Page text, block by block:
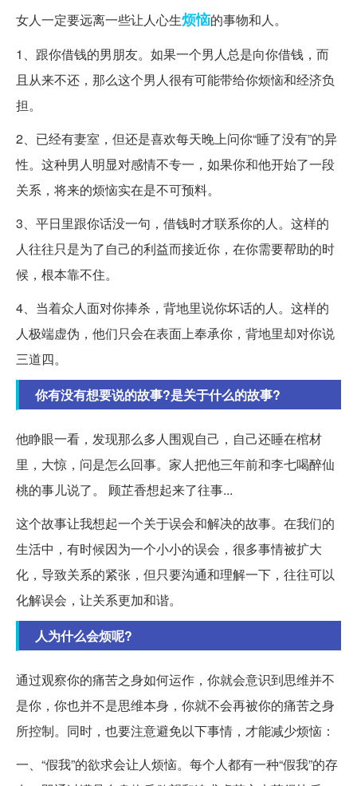
女人一定要远离一些让人心生烦恼的事物和人。
1、跟你借钱的男朋友。如果一个男人总是向你借钱，而
且从来不还，那么这个男人很有可能带给你烦恼和经济负
担。
2、已经有妻室，但还是喜欢每天晚上问你“睡了没有”的异
性。这种男人明显对感情不专一，如果你和他开始了一段
关系，将来的烦恼实在是不可预料。
3、平日里跟你话没一句，借钱时才联系你的人。这样的
人往往只是为了自己的利益而接近你，在你需要帮助的时
候，根本靠不住。
4、当着众人面对你捧杀，背地里说你坏话的人。这样的
人极端虚伪，他们只会在表面上奉承你，背地里却对你说
三道四。
你有没有想要说的故事?是关于什么的故事?
他睁眼一看，发现那么多人围观自己，自己还睡在棺材
里，大惊，问是怎么回事。家人把他三年前和李七喝醉仙
桃的事儿说了。 顾芷香想起来了往事...
这个故事让我想起一个关于误会和解决的故事。在我们的
生活中，有时候因为一个小小的误会，很多事情被扩大
化，导致关系的紧张，但只要沟通和理解一下，往往可以
化解误会，让关系更加和谐。
人为什么会烦呢?
通过观察你的痛苦之身如何运作，你就会意识到思维并不
是你，你也并不是思维本身，你就不会再被你的痛苦之身
所控制。同时，也要注意避免以下事情，才能减少烦恼：
一、“假我”的欲求会让人烦恼。每个人都有一种“假我”的存